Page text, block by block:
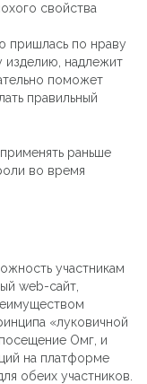
свойства
пришлась по нраву
изделию, надлежит
поможет
правильный
раньше
во время
участникам
web-сайт,
«луковичной
Омг, и
на платформе
обеих участников.